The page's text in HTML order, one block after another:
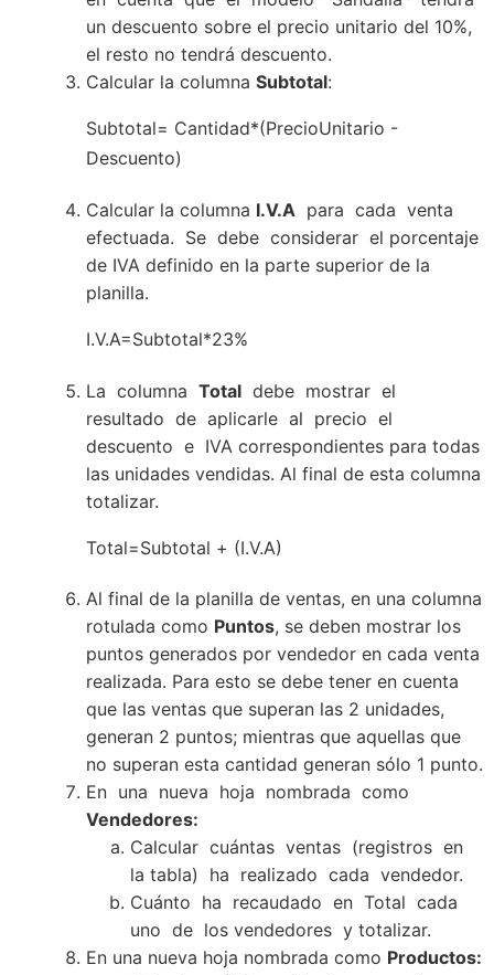
un descuento sobre el precio unitario del 10%,
el resto no tendrá descuento.
Calcular la columna Subtotal:
Subtotal= Cantidad*(PrecioUnitario -
Descuento)
Calcular la columna I.V.A para cada venta
efectuada. Se debe considerar el porcentaje
de IVA definido en la parte superior de la
planilla.
I.V.A=Subtotal*23%
La columna Total debe mostrar el
resultado de aplicarle al precio el
descuento e IVA correspondientes para todas
las unidades vendidas. Al final de esta columna
totalizar.
Total=Subtotal + (I.V.A)
Al final de la planilla de ventas, en una columna
rotulada como Puntos, se deben mostrar los
puntos generados por vendedor en cada venta
realizada. Para esto se debe tener en cuenta
que las ventas que superan las 2 unidades,
generan 2 puntos; mientras que aquellas que
no superan esta cantidad generan sólo 1 punto.
En una nueva hoja nombrada como
Vendedores:
Calcular cuántas ventas (registros en
la tabla) ha realizado cada vendedor.
Cuánto ha recaudado en Total cada
uno de los vendedores y totalizar.
En una nueva hoja nombrada como Productos: